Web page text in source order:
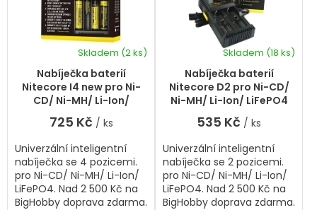
Nabíječka baterií
Nitecore I4 new pro Ni-
CD/ Ni-MH/ Li-Ion/
LiFePO4
Skladem (2 ks)
725 Kč / ks
Univerzální inteligentní
nabíječka se 4 pozicemi.
pro Ni-CD/ Ni-MH/ Li-Ion/
LiFePO4. Nad 2 500 Kč na
BigHobby doprava zdarma.
Nabíječka baterií
Nitecore D2 pro Ni-CD/
Ni-MH/ Li-Ion/ LiFePO4
Skladem (18 ks)
535 Kč / ks
Univerzální inteligentní
nabíječka se 2 pozicemi.
pro Ni-CD/ Ni-MH/ Li-Ion/
LiFePO4. Nad 2 500 Kč na
BigHobby doprava zdarma.